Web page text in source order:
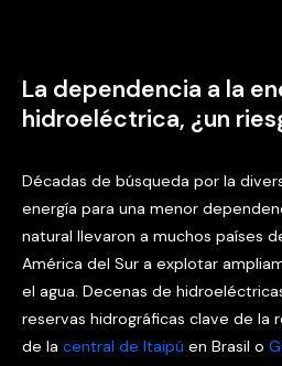
La dependencia a la
hidroeléctrica, ¿un
Décadas de búsqueda por la
energía para una menor
natural llevaron a muchos países
América del Sur a explotar
el agua. Decenas de
reservas hidrográficas clave de la
de la central de Itaipú en Brasil o